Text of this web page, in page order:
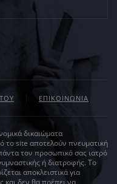
ΕΠΙΚΟΙΝΩΝΙΑ
δικαιώματα
το site αποτελούν πνευματική
τον προσωπικό σας ιατρό
ή διατροφής. Το
αποκλειστικά για